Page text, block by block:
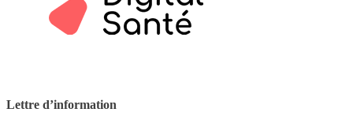
Lettre d’information